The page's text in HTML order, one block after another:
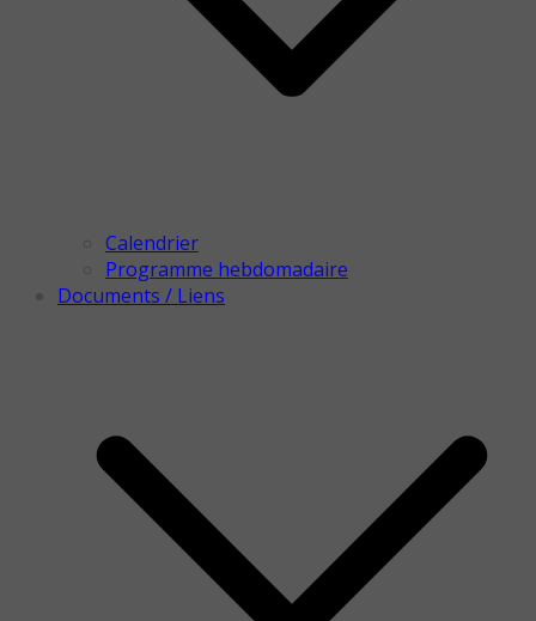
Calendrier
Programme hebdomadaire
Documents / Liens